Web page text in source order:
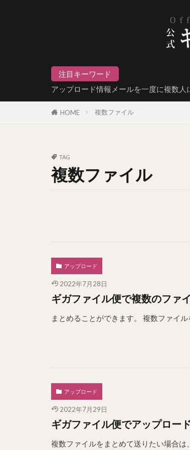
注目キーワード
アップロード情報メールを一度に複数人
HOME 複数ファイル
TAG
複数ファイル
アップロード
2022年7月28日
ギガファイル便で複数のファ
まとめることができます。 複数ファイ
アップロード
2022年7月29日
ギガファイル便でアップロー
複数ファイルをまとめて送りたい場合は